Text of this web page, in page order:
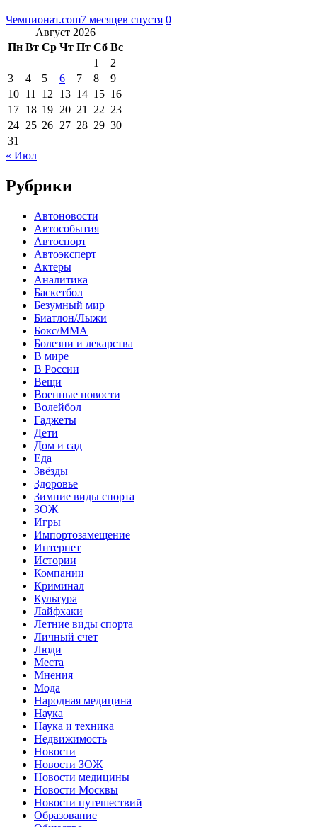
Чемпионат.com7 месяцев спустя 0
Август 2026
Пн Вт Ср Чт Пт Сб Вс
1
2
3
4 5 6 7 8
9
10 11 12 13 14 15 16
17 18 19 20 21 22 23
24 25 26 27 28 29 30
31
« Июл
Рубрики
Автоновости
Автособытия
Автоспорт
Автоэксперт
Актеры
Аналитика
Баскетбол
Безумный мир
Биатлон/Лыжи
Бокс/MMA
Болезни и лекарства
В мире
В России
Вещи
Военные новости
Волейбол
Гаджеты
Дети
Дом и сад
Еда
Звёзды
Здоровье
Зимние виды спорта
ЗОЖ
Игры
Импортозамещение
Интернет
Истории
Компании
Криминал
Культура
Лайфхаки
Летние виды спорта
Личный счет
Люди
Места
Мнения
Мода
Народная медицина
Наука
Наука и техника
Недвижимость
Новости
Новости ЗОЖ
Новости медицины
Новости Москвы
Новости путешествий
Образование